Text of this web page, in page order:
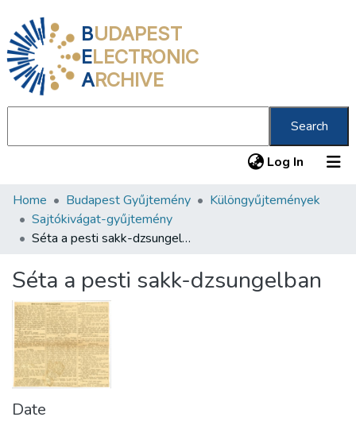
BUDAPEST
ELECTRONIC
ARCHIVE
Search
Log In (current)
Communities & Collections
All of DSpace
Home Budapest Gyűjtemény
Különgyűjtemények
Sajtókivágat-gyűjtemény
Séta a pesti sakk-dzsungelban
Séta a pesti sakk-dzsungelban
Date